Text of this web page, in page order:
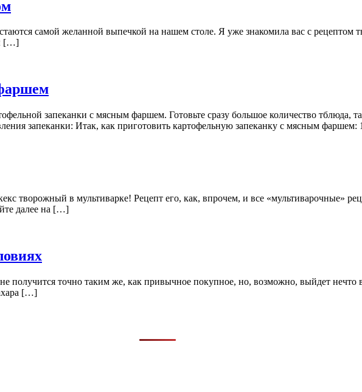
самой желанной выпечкой на нашем столе. Я уже знакомила вас с рецептом
[…]
запеканки с мясным фаршем. Готовьте сразу большое количество тблюда,
запеканки: Итак, как приготовить картофельную запеканку с мясным
творожный в мультиварке! Рецепт его, как, впрочем, и все «мультиварочные»
далее на […]
получится точно таким же, как привычное покупное, но, возможно, выйдет
[…]